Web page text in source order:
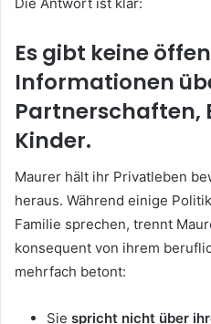
Es gibt keine
Informationen
Partnerschaften,
Kinder.
Maurer hält ihr Privatleben
heraus. Während einige
Familie sprechen, trennt
konsequent von ihrem
mehrfach betont:
Sie spricht nicht über